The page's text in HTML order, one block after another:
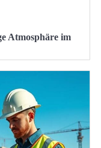
Atmosphäre im